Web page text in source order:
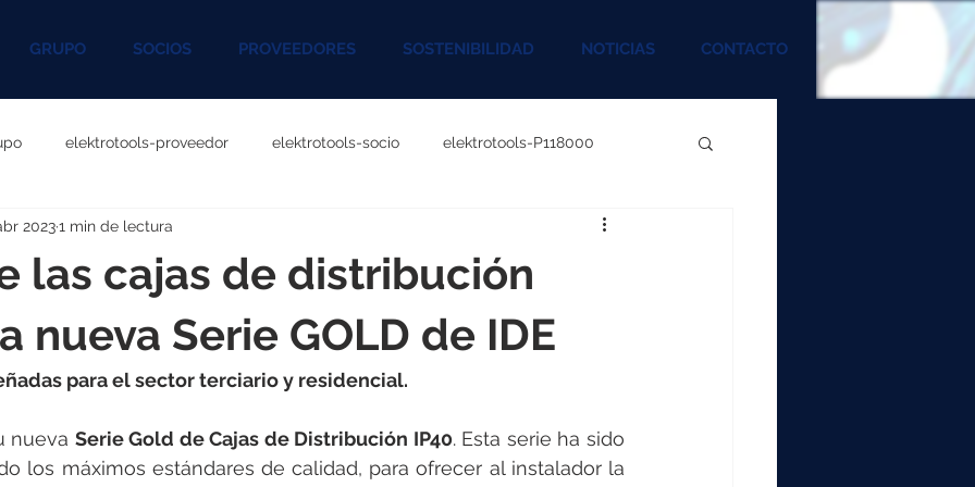
GRUPO SOCIOS PROVEEDORES SOSTENIBILIDAD NOTICIAS CONTACTO
elektrotools-proveedor elektrotools-socio elektrotools-P118000
P060000 elektrotools-P027000
P096000 elektrotools-P041000 elektrotools-P083000
las cajas de distribución
nueva Serie GOLD de IDE
20231 min de lectura
para el sector terciario y residencial.
nueva Serie Gold de Cajas de Distribución IP40. Esta serie ha sido
los máximos estándares de calidad, para ofrecer al instalador la